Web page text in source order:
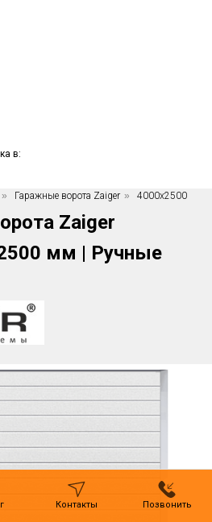
в:
» Гаражные ворота Zaiger » 4000x2500
Zaiger
мм | Ручные
Контакты Позвонить